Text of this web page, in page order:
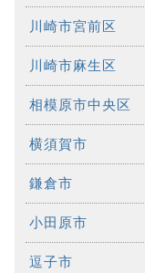
川崎市宮前区
川崎市麻生区
相模原市中央区
横須賀市
鎌倉市
小田原市
逗子市